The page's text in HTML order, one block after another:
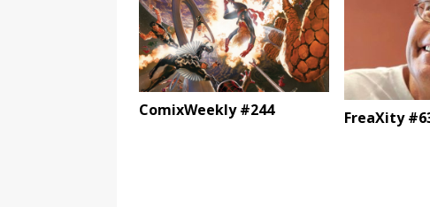
ComixWeekly #244 FreaXity